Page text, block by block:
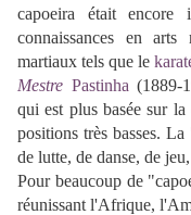
capoeira était
connaissances en
martiaux tels que le
Mestre Pastinha (1889-
qui est plus basée sur
positions très basses.
de lutte, de danse, de
Pour beaucoup de
réunissant l'Afrique,